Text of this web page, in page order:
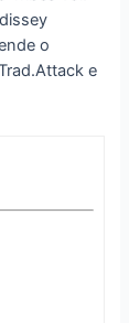
o
e